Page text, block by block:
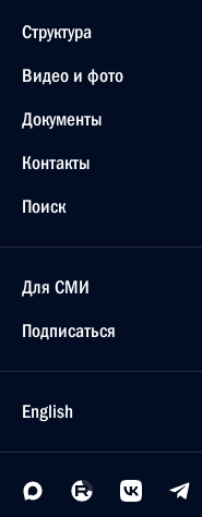
Структура
Видео и фото
Документы
Контакты
Поиск
Для СМИ
Подписаться
English